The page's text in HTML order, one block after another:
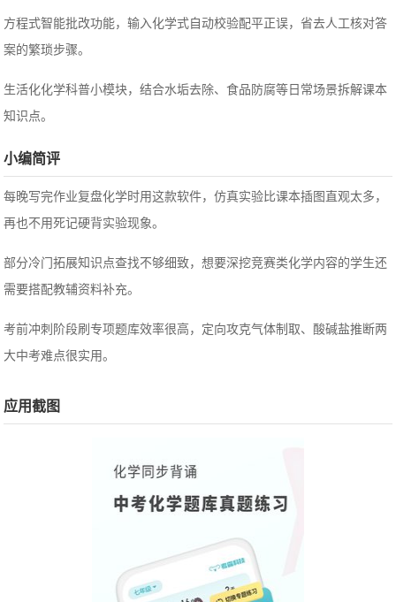
方程式智能批改功能，输入化学式自动校验配平正误，省去人工核对答
案的繁琐步骤。
生活化化学科普小模块，结合水垢去除、食品防腐等日常场景拆解课本
知识点。
小编简评
每晚写完作业复盘化学时用这款软件，仿真实验比课本插图直观太多，
再也不用死记硬背实验现象。
部分冷门拓展知识点查找不够细致，想要深挖竞赛类化学内容的学生还
需要搭配教辅资料补充。
考前冲刺阶段刷专项题库效率很高，定向攻克气体制取、酸碱盐推断两
大中考难点很实用。
应用截图